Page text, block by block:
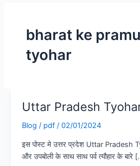
bharat ke
tyohar
Uttar Pradesh
Blog / pdf/02/01/2024
इस पोस्ट मे उत्तर प्रदेश Uttar Pradesh
और उपबोली के साथ साथ पर्व त्यौहार के बारे
Uttar
Tyohar
boli